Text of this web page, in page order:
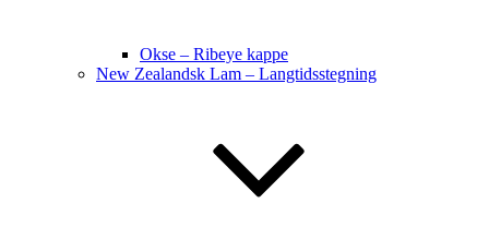
Okse – Ribeye kappe
New Zealandsk Lam – Langtidsstegning